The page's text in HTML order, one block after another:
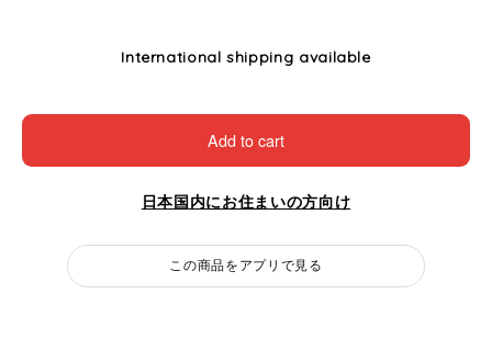
International shipping available
Add to cart
日本国内にお住まいの方向け
この商品をアプリで見る